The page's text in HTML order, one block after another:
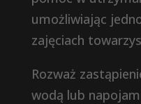
umożliwiając
zajęciach
Rozważ
wodą lub